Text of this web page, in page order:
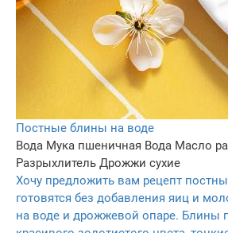
Постные блины на воде
Вода Мука пшеничная Вода Масло
Разрыхлитель Дрожжи сухие
Хочу предложить вам рецепт
готовятся без добавления яиц и
на воде и дрожжевой опаре. Блины